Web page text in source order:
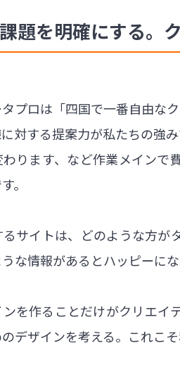
題を明確にする。
プロは「四国で一番自由な
対する提案力が私たちの強
ります、など作業メインで
。
サイトは、どのような方が
な情報があるとハッピーに
を作ることだけがクリエイ
デザインを考える。これこ